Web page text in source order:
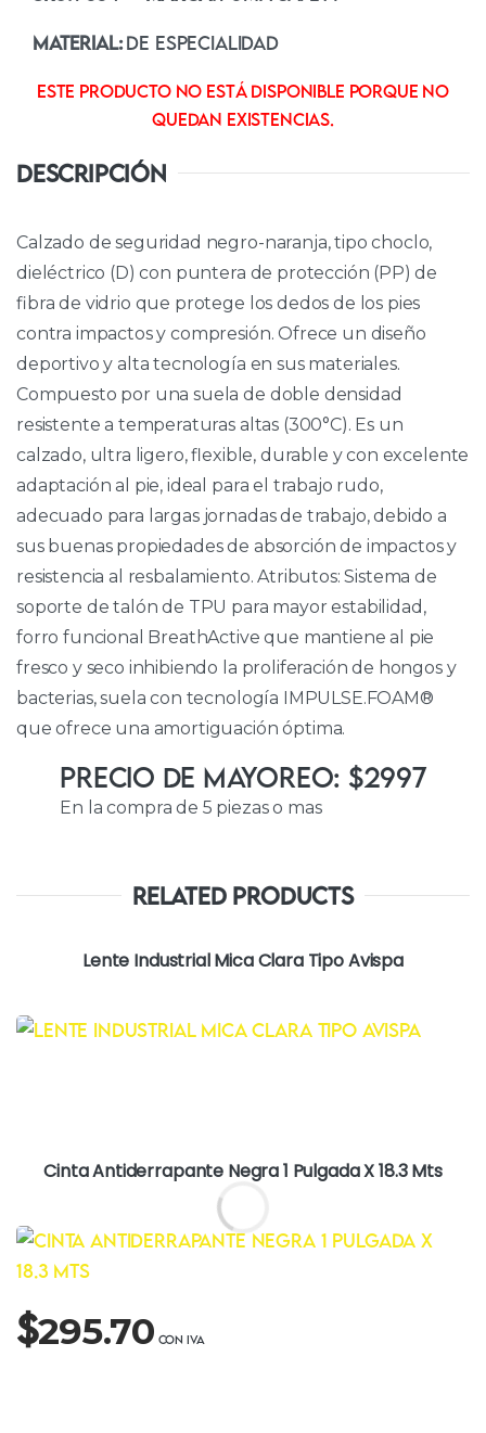
MATERIAL: DE ESPECIALIDAD
Este producto no está disponible porque no
quedan existencias.
DESCRIPCIÓN
Calzado de seguridad negro-naranja, tipo choclo,
dieléctrico (D) con puntera de protección (PP) de
fibra de vidrio que protege los dedos de los pies
contra impactos y compresión. Ofrece un diseño
deportivo y alta tecnología en sus materiales.
Compuesto por una suela de doble densidad
resistente a temperaturas altas (300°C). Es un
calzado, ultra ligero, flexible, durable y con excelente
adaptación al pie, ideal para el trabajo rudo,
adecuado para largas jornadas de trabajo, debido a
sus buenas propiedades de absorción de impactos y
resistencia al resbalamiento. Atributos: Sistema de
soporte de talón de TPU para mayor estabilidad,
forro funcional BreathActive que mantiene al pie
fresco y seco inhibiendo la proliferación de hongos y
bacterias, suela con tecnología IMPULSE.FOAM®
que ofrece una amortiguación óptima.
Precio de Mayoreo: $2997
En la compra de 5 piezas o mas
Related Products
Lente Industrial Mica Clara Tipo Avispa
Cinta Antiderrapante Negra 1 Pulgada X 18.3 Mts
$295.70